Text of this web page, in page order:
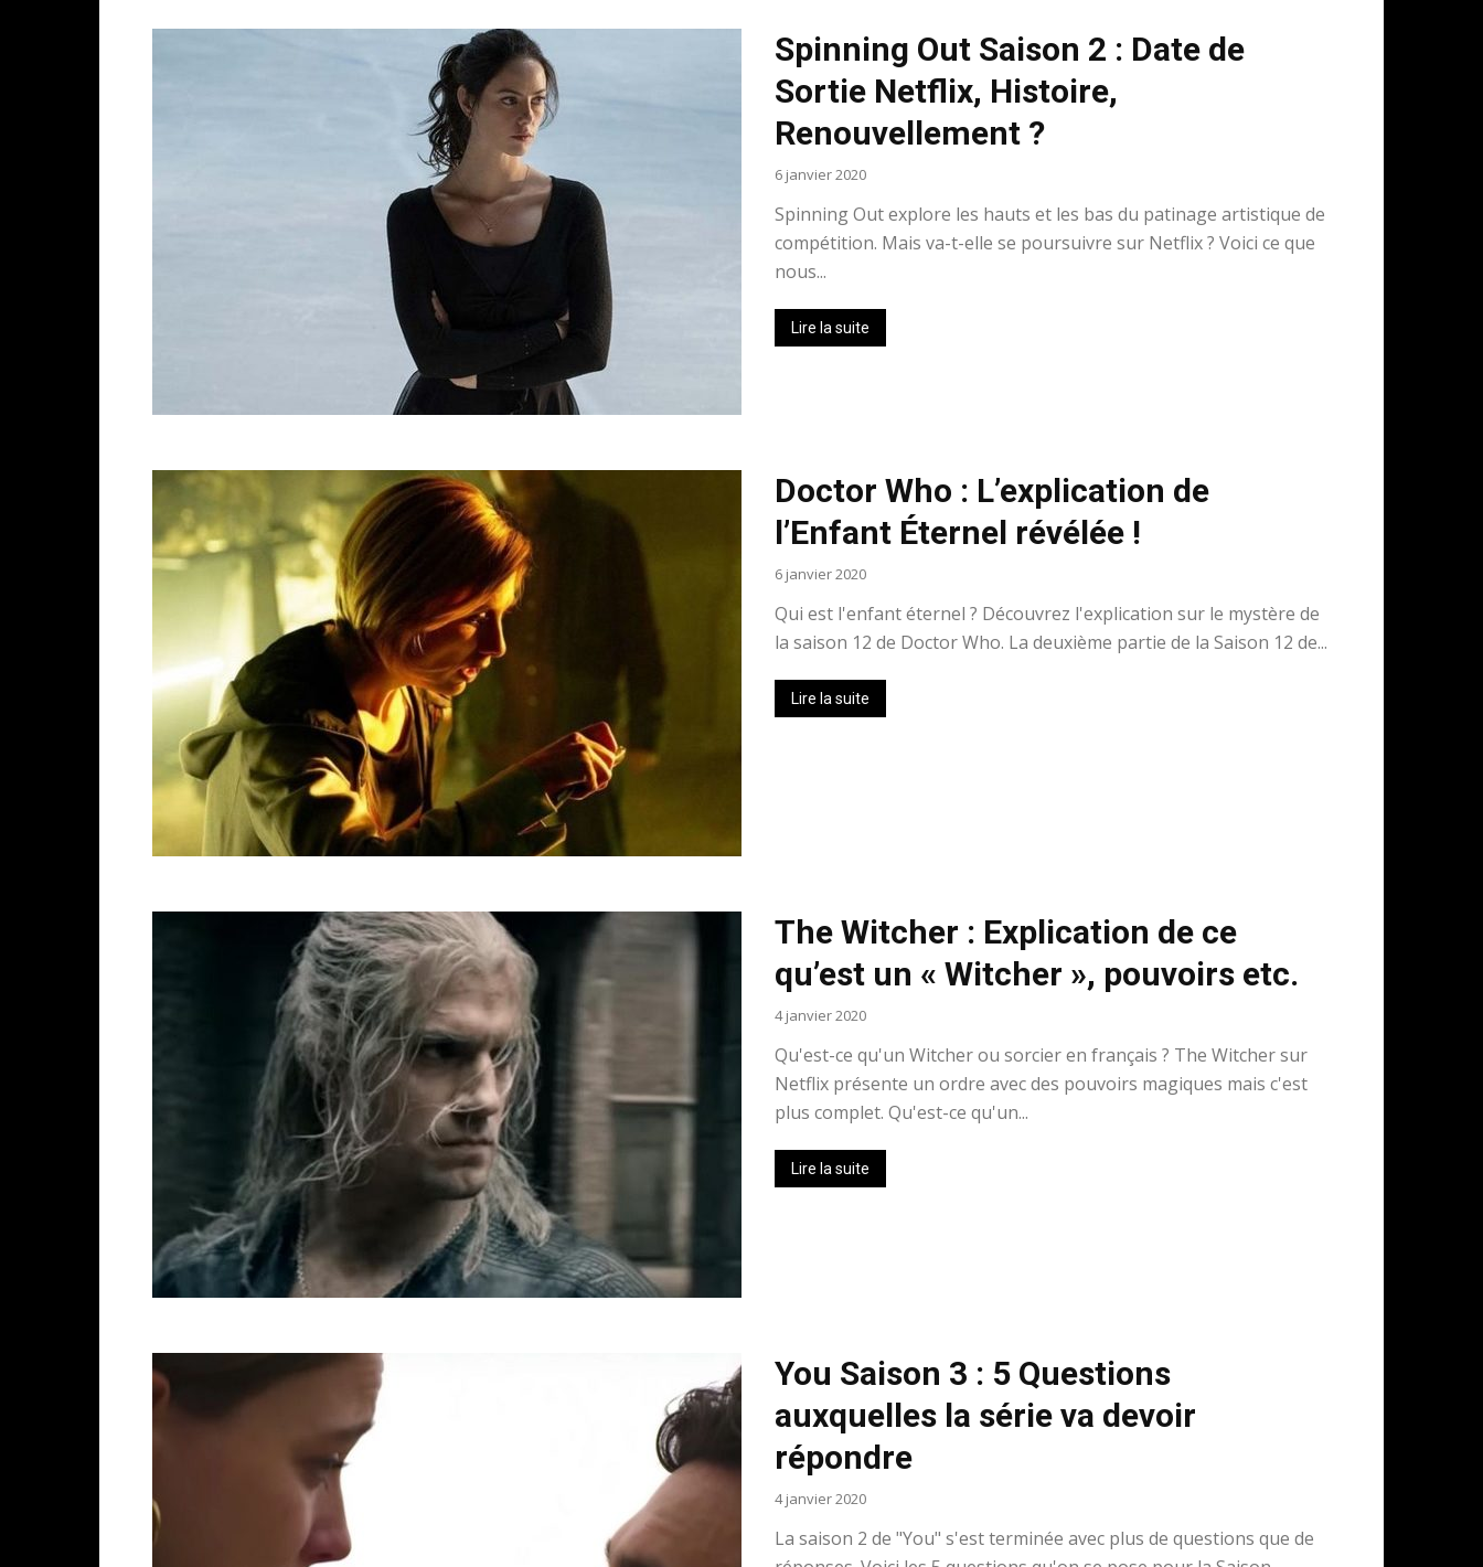
Spinning Out Saison 2 : Date de
Sortie Netflix, Histoire,
Renouvellement ?
6 janvier 2020
Spinning Out explore les hauts et les bas du patinage artistique de
compétition. Mais va-t-elle se poursuivre sur Netflix ? Voici ce que
nous...
Lire la suite
Doctor Who : L’explication de
l’Enfant Éternel révélée !
6 janvier 2020
Qui est l'enfant éternel ? Découvrez l'explication sur le mystère de
la saison 12 de Doctor Who. La deuxième partie de la Saison 12 de...
Lire la suite
The Witcher : Explication de ce
qu’est un « Witcher », pouvoirs etc.
4 janvier 2020
Qu'est-ce qu'un Witcher ou sorcier en français ? The Witcher sur
Netflix présente un ordre avec des pouvoirs magiques mais c'est
plus complet. Qu'est-ce qu'un...
Lire la suite
You Saison 3 : 5 Questions
auxquelles la série va devoir
répondre
4 janvier 2020
La saison 2 de "You" s'est terminée avec plus de questions que de